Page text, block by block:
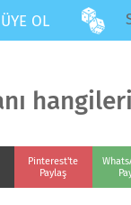
ÜYE OL
Pinterest'te
Paylaş